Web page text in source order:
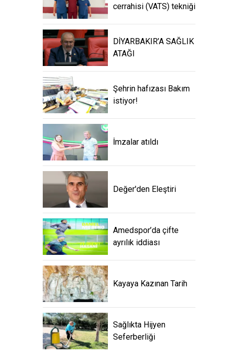
cerrahisi (VATS) tekniği
DİYARBAKIR’A SAĞLIK
ATAĞI
Şehrin hafızası Bakım
istiyor!
İmzalar atıldı
Değer'den Eleştiri
Amedspor’da çifte
ayrılık iddiası
Kayaya Kazınan Tarih
Sağlıkta Hijyen
Seferberliği